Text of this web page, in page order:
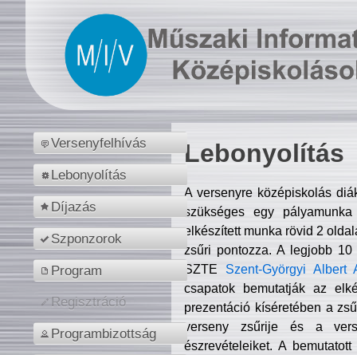
Versenyfelhívás
Lebonyolítás
Díjazás
Szponzorok
Program
Regisztráció
Programbizottság
Lebonyolítás
A versenyre középiskolás
szükséges egy
elkészített munka rövid 2
zsűri pontozza. A legjobb
SZTE Szent-Györgyi Albert
csapatok bemutatják az
prezentáció kíséretében a
verseny zsűrije és a
észrevételeiket. A